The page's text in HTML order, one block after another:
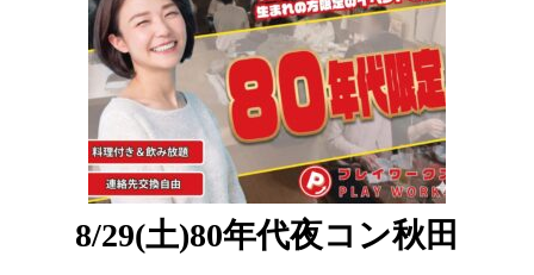
8/29(土)80年代夜コン秋田